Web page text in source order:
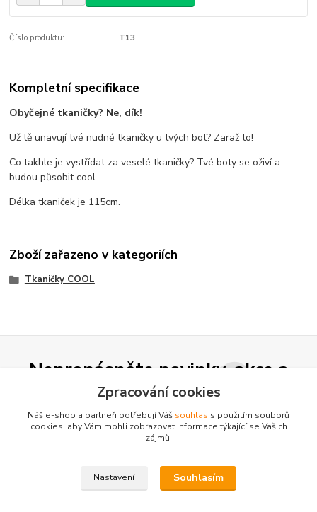
Číslo produktu: T13
Kompletní specifikace
Obyčejné tkaničky? Ne, dík!
Už tě unavují tvé nudné tkaničky u tvých bot? Zaraž to!
Co takhle je vystřídat za veselé tkaničky? Tvé boty se oživí a
budou působit cool.
Délka tkaniček je 115cm.
Zboží zařazeno v kategoriích
Tkaničky COOL
Nepropásněte novinky, akce a
slevy!
zpracováním osobních údajůza účelem rozesílky newsletteru.
Můžete se kdykoli odhlásit. Zasíláme jednou za 14 dní.
Zpracování cookies
Náš e-shop a partneři potřebují Váš souhlas s použitím souborů
cookies, aby Vám mohli zobrazovat informace týkající se Vašich
zájmů.
Nastavení Souhlasím